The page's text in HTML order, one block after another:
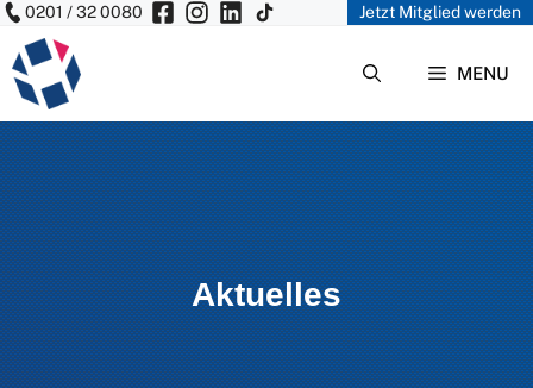
Zum
Inhalt
springen
0201 / 32 0080 Jetzt Mitglied werden
MENU
Aktuelles